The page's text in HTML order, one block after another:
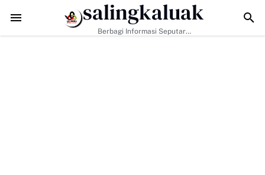
Data Sosial Jadi Kunci, Hj. Aida Dorong Nagari Aktif Pastikan
salingkaluak
Berbagi Informasi Seputar